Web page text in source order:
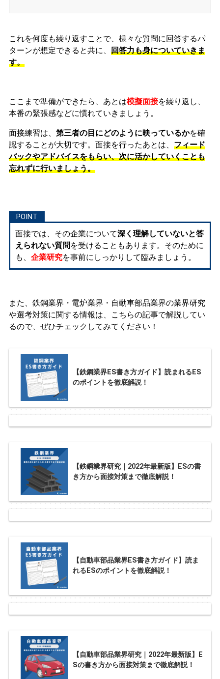
これを何度も繰り返すことで、様々な質問に回答するパ
ターンが想定できると共に、 回答力も身についていきま
す。
ここまで準備ができたら、あとは模擬面接を繰り返し、
本番の緊張感などに慣れていきましょう。
面接練習は、 第三者の目にどのように映っているかを確
認することが大切です。面接を行ったあとは、 フィード
バックやアドバイスをもらい、次に活かしていくことも
忘れずに行いましょう。
面接では、その企業について深く理解していないと答
えられない質問 を受けることもあります。そのために
も、 企業研究を事前にしっかりして臨みましょう。
また、鉄鋼業界・電炉業界・自動車部品業界の業界研究
や選考対策に関する情報は、こちらの記事で解説してい
るので、ぜひチェックしてみてください！
【鉄鋼業界ES書き方ガイド】読まれるES
のポイントを徹底解説！
【鉄鋼業界研究｜2022年最新版】ESの書
き方から面接対策まで徹底解説！
【自動車部品業界ES書き方ガイド】読ま
れるESのポイントを徹底解説！
【自動車部品業界研究｜2022年最新版】E
Sの書き方から面接対策まで徹底解説！